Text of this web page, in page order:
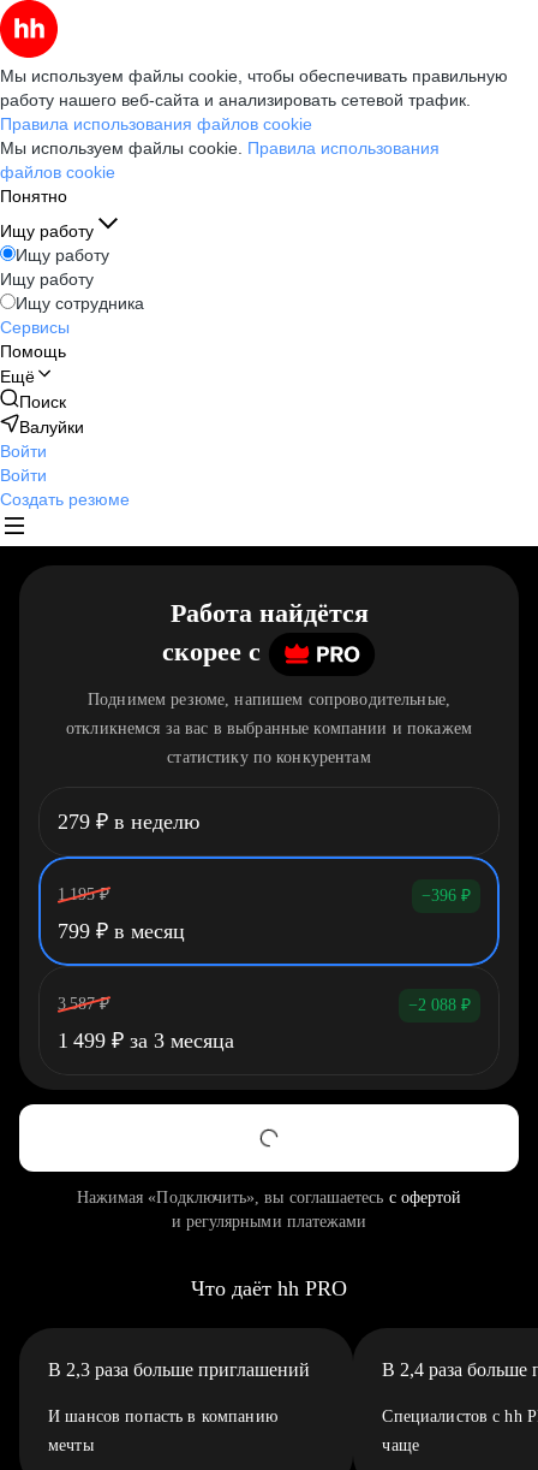
Мы используем файлы cookie, чтобы обеспечивать правильную
работу нашего веб-сайта и анализировать сетевой трафик.
Правила использования файлов cookie
Мы используем файлы cookie. Правила использования
файлов cookie
Понятно
Ищу работу
Ищу работу
Ищу работу
Ищу сотрудника
Сервисы
Помощь
Ещё
Поиск
Валуйки
Войти
Войти
Создать резюме
Работа найдётся
скорее c
Поднимем резюме, напишем сопроводительные,
откликнемся за вас в выбранные компании и покажем
статистику по конкурентам
279 ₽ в неделю
1 195 ₽ −396 ₽
799 ₽ в месяц
3 587 ₽ −2 088 ₽
1 499 ₽ за 3 месяца
Нажимая «Подключить», вы соглашаетесь с офертой
и регулярными платежами
Что даёт hh PRO
В 2,3 раза больше приглашений
И шансов попасть в компанию
мечты
В 2,4 раза больше
Специалистов с hh
чаще